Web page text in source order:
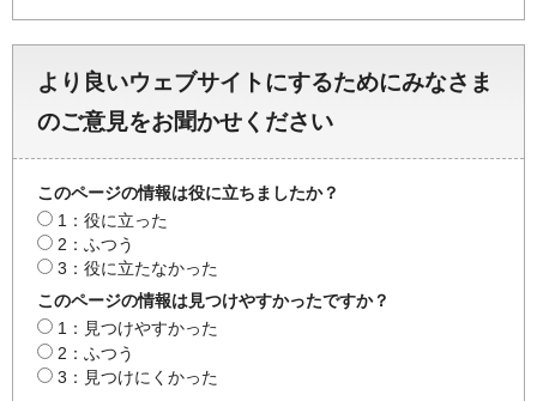
より良いウェブサイトにするためにみなさま
のご意見をお聞かせください
このページの情報は役に立ちましたか？
1：役に立った
2：ふつう
3：役に立たなかった
このページの情報は見つけやすかったですか？
1：見つけやすかった
2：ふつう
3：見つけにくかった